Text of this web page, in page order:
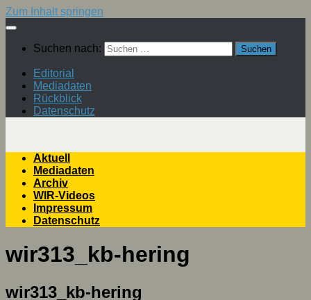
Zum Inhalt springen
Suchen nach:
Editorial
Mediadaten
Rückblick
Datenschutz
Aktuell
Mediadaten
Archiv
WIR-Videos
Impressum
Datenschutz
wir313_kb-hering
wir313_kb-hering